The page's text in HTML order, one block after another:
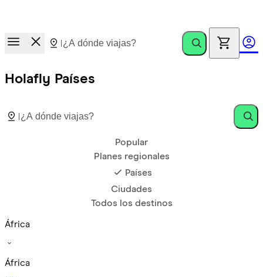
Invita amigos. Gana hasta €100
Holafly Países
Popular
Planes regionales
Países
Ciudades
Todos los destinos
África
África